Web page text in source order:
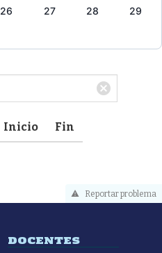
26 27 28
29
Inicio Fin
Reportar problema
DOCENTES